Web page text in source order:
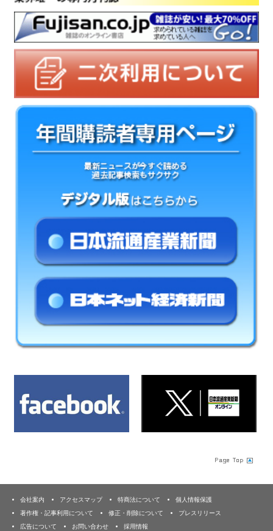
会社案内 アクセスマップ 特商法について
個人情報保護
著作権・記事利用について
修正・削除について
プレスリリース
広告について
お問い合わせ 採用情報